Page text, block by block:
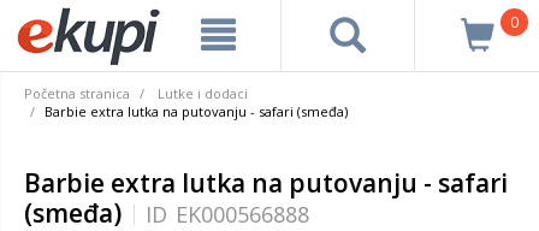
0
Početna stranica
Lutke i dodaci
Barbie extra lutka na putovanju - safari (smeđa)
Barbie extra lutka na putovanju - safari
(smeđa)
ID EK000566888